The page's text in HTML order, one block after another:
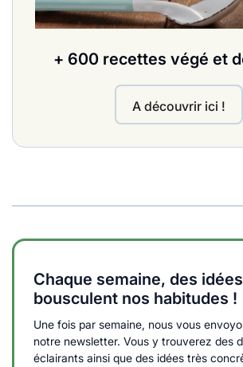
+ 600 recettes végé et
A découvrir ici !
Chaque semaine, des
bousculent nos habitudes !
Une fois par semaine, nous vous
notre newsletter. Vous y trouverez des
éclairants ainsi que des idées très